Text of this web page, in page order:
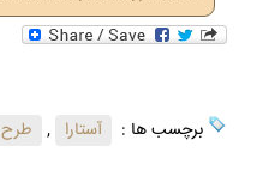
برچسب ها : آستارا ,